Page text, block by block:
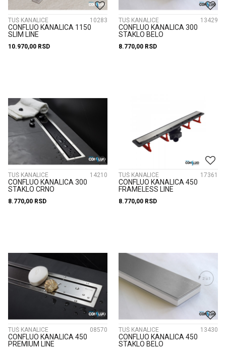
TUŠ KANALICE 10283
CONFLUO KANALICA 1150
SLIM LINE
10.970,00 RSD
TUŠ KANALICE 13429
CONFLUO KANALICA 300
STAKLO BELO
8.770,00 RSD
TUŠ KANALICE 14210
CONFLUO KANALICA 300
STAKLO CRNO
8.770,00 RSD
TUŠ KANALICE 17361
CONFLUO KANALICA 450
FRAMELESS LINE
8.770,00 RSD
TUŠ KANALICE 08570
CONFLUO KANALICA 450
PREMIUM LINE
TUŠ KANALICE 13430
CONFLUO KANALICA 450
STAKLO BELO